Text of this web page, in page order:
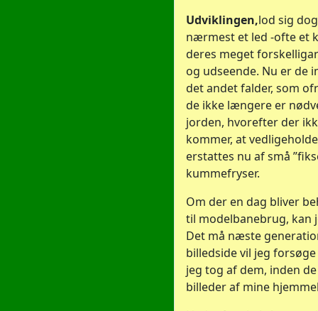
Udviklingen,lod sig
nærmest et led -ofte et
deres meget
og udseende. Nu er de
det andet falder, som
de ikke længere er
jorden, hvorefter der
kommer, at
erstattes nu af små
kummefryser.
Om der en dag bliver
til modelbanebrug, kan
Det må næste
billedside vil jeg
jeg tog af dem, inden
billeder af mine